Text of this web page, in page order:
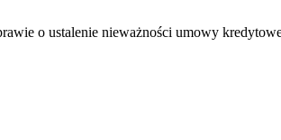
o ustalenie nieważności umowy